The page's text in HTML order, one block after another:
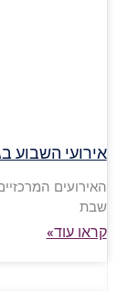
אירועי השבוע
האירועים
שבת
קראו עוד»